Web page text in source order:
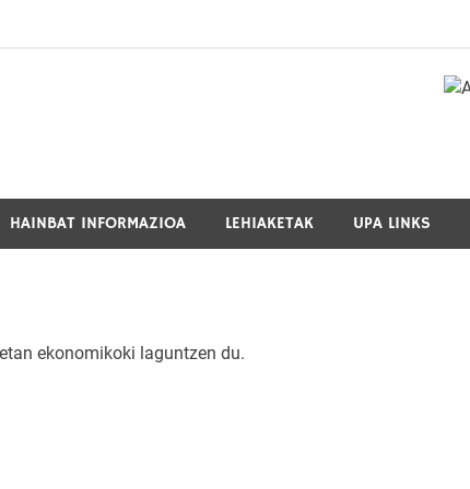
HAINBAT INFORMAZIOA LEHIAKETAK UPA LINKS
ekonomikoki laguntzen du.